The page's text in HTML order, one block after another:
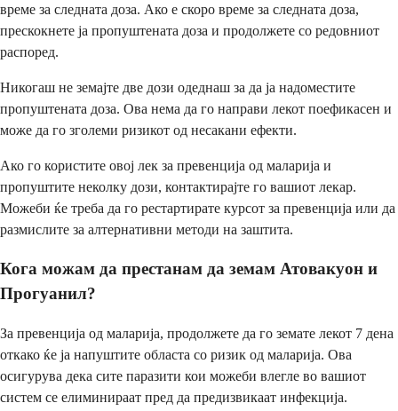
време за следната доза. Ако е скоро време за следната доза,
прескокнете ја пропуштената доза и продолжете со редовниот
распоред.
Никогаш не земајте две дози одеднаш за да ја надоместите
пропуштената доза. Ова нема да го направи лекот поефикасен и
може да го зголеми ризикот од несакани ефекти.
Ако го користите овој лек за превенција од маларија и
пропуштите неколку дози, контактирајте го вашиот лекар.
Можеби ќе треба да го рестартирате курсот за превенција или да
размислите за алтернативни методи на заштита.
Кога можам да престанам да земам Атовакуон и
Прогуанил?
За превенција од маларија, продолжете да го земате лекот 7 дена
откако ќе ја напуштите областа со ризик од маларија. Ова
осигурува дека сите паразити кои можеби влегле во вашиот
систем се елиминираат пред да предизвикаат инфекција.